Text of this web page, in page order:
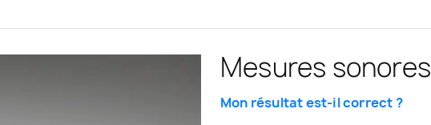
Mesures sonores
Mon résultat est-il correct ?